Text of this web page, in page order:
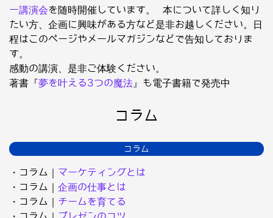
ー講演会を随時開催しています。 本について詳しく知り
たい方、企画に興味がある方など是非お越しください。日
程はこのページやメールマガジンなどで告知しておりま
す。
感動の講演、是非ご体験ください。
著書『夢を叶える3つの魔法』も電子書籍で発売中
コラム
コラム
・コラム｜ マーケティングとは
・コラム｜ 企画の仕事とは
・コラム｜ チームを育てる